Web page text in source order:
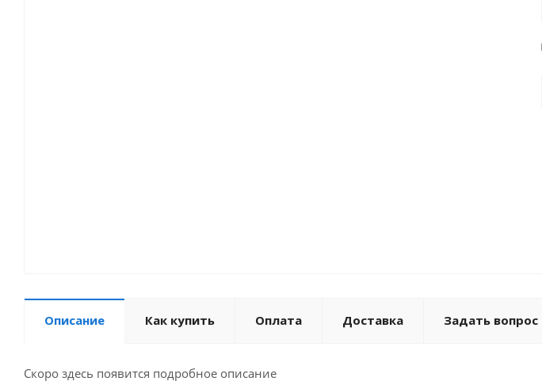
Описание Как купить Оплата Доставка Задать вопрос
Скоро здесь появится подробное описание